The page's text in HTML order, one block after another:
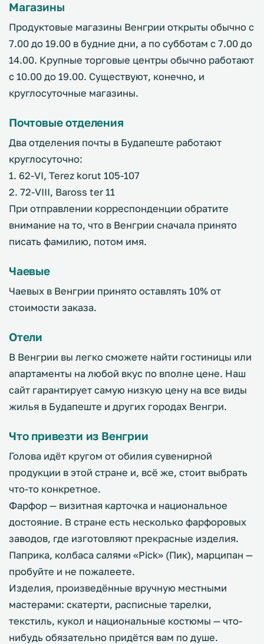
Магазины
Продуктовые магазины Венгрии открыты обычно с
7.00 до 19.00 в будние дни, а по субботам с 7.00 до
14.00. Крупные торговые центры обычно работают
с 10.00 до 19.00. Существуют, конечно, и
круглосуточные магазины.
Почтовые отделения
Два отделения почты в Будапеште работают
круглосуточно:
1. 62-VI, Terez korut 105-107
2. 72-VIII, Baross ter 11
При отправлении корреспонденции обратите
внимание на то, что в Венгрии сначала принято
писать фамилию, потом имя.
Чаевые
Чаевых в Венгрии принято оставлять 10% от
стоимости заказа.
Отели
В Венгрии вы легко сможете найти гостиницы или
апартаменты на любой вкус по вполне цене. Наш
сайт гарантирует самую низкую цену на все виды
жилья в Будапеште и других городах Венгри.
Что привезти из Венгрии
Голова идёт кругом от обилия сувенирной
продукции в этой стране и, всё же, стоит выбрать
что-то конкретное.
Фарфор — визитная карточка и национальное
достояние. В стране есть несколько фарфоровых
заводов, где изготовляют прекрасные изделия.
Паприка, колбаса салями «Pick» (Пик), марципан —
пробуйте и не пожалеете.
Изделия, произведённые вручную местными
мастерами: скатерти, расписные тарелки,
текстиль, кукол и национальные костюмы — что-
нибудь обязательно придётся вам по душе.